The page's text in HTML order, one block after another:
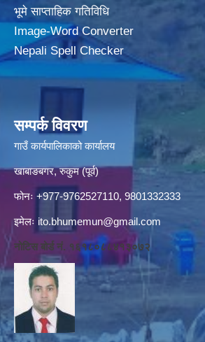
भूमे साप्ताहिक गतिविधि
Image-Word Converter
Nepali Spell Checker
सम्पर्क विवरण
गाउँ कार्यपालिकाको कार्यालय
खाबाङबगर, रुकुम (पूर्व)
फोनः +977-9762527110, 9801332333
इमेलः ito.bhumemun@gmail.com
नोटिस बोर्ड नं. १६१८०८८४१३०७२